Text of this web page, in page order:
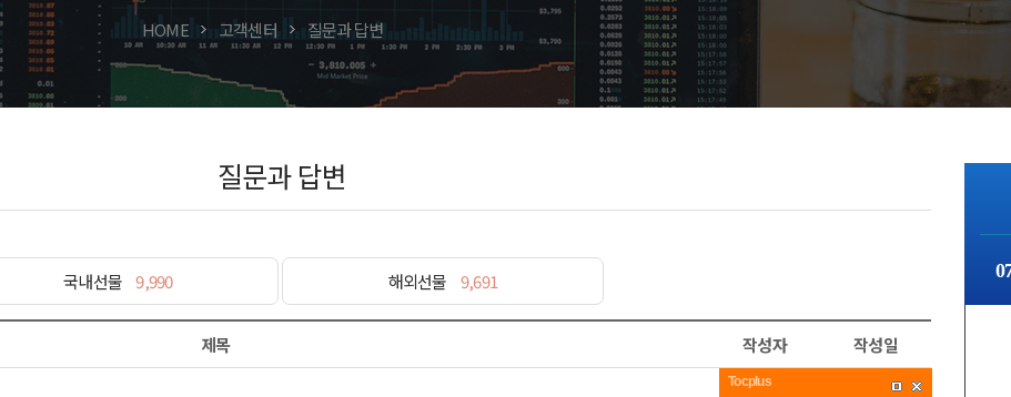
HOME 고객센터 질문과 답변
질문과 답변
국내선물 9,990 해외선물 9,691
제목 작성자 작성일
Tocplus